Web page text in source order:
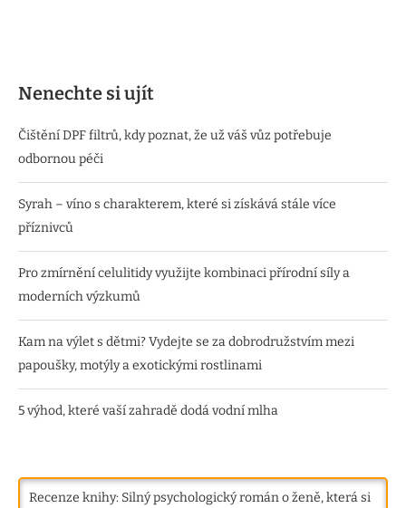
Nenechte si ujít
Čištění DPF filtrů, kdy poznat, že už váš vůz potřebuje
odbornou péči
Syrah – víno s charakterem, které si získává stále více
příznivců
Pro zmírnění celulitidy využijte kombinaci přírodní síly a
moderních výzkumů
Kam na výlet s dětmi? Vydejte se za dobrodružstvím mezi
papoušky, motýly a exotickými rostlinami
5 výhod, které vaší zahradě dodá vodní mlha
Recenze knihy: Silný psychologický román o ženě, která si